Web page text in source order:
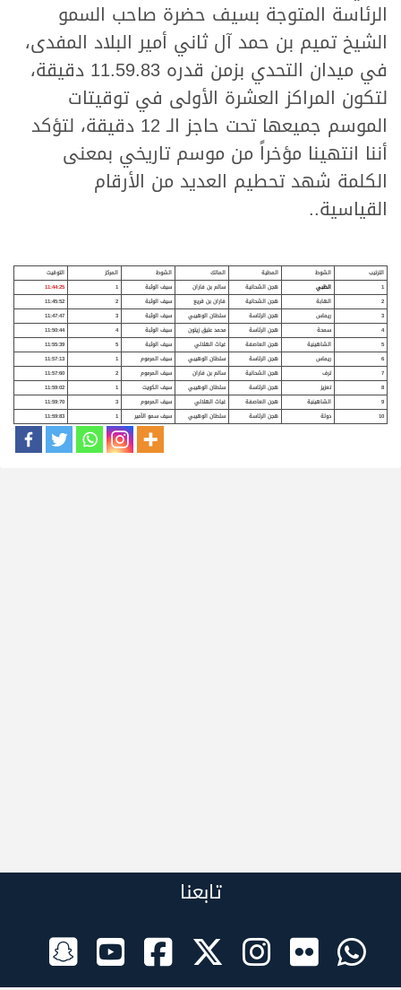
الرئاسة المتوجة بسيف حضرة صاحب السمو
الشيخ تميم بن حمد آل ثاني أمير البلاد المفدى،
في ميدان التحدي بزمن قدره 11.59.83 دقيقة،
لتكون المراكز العشرة الأولى في توقيتات
الموسم جميعها تحت حاجز الـ 12 دقيقة، لتؤكد
أننا انتهينا مؤخراً من موسم تاريخي بمعنى
الكلمة شهد تحطيم العديد من الأرقام
القياسية..
الترتيب الشوط المطية المالك الشوط المركز
التوقيت
1
الظبي هجن الشحانية سالم بن فاران سيف الوثبة 1
11:44:25
2
الهابة هجن الشحانية فاران بن قريع سيف الوثبة 2
11:45:52
3
ريماس هجن الرئاسة سلطان الوهيبي سيف الوثبة 3
11:47:47
4
سمحة هجن الرئاسة محمد عتيق زيتون سيف الوثبة 4
11:50:44
5
الشاهينية هجن العاصفة غياث الهلالي سيف الوثبة 5
11:55:39
6
ريماس هجن الرئاسة سلطان الوهيبي سيف المرموم 1
11:57:13
7
ترف هجن الشحانية سالم بن فاران سيف المرموم 2
11:57:60
8
تعزيز هجن الرئاسة سلطان الوهيبي سيف الكويت 1
11:59:02
9
الشاهينية هجن العاصفة غياث الهلالي سيف المرموم 3
11:59:70
10
دولة هجن الرئاسة سلطان الوهيبي سيف سمو الأمير 1
11:59:83
تابعنا